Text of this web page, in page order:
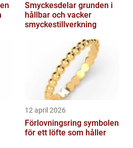
Smyckesdelar grunden i
hållbar och vacker
smyckestillverkning
12 april 2026
Förlovningsring symbolen
för ett löfte som håller